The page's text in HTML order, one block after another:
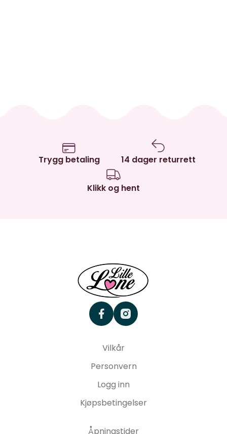
Trygg betaling 14 dager returrett
Klikk og hent
facebookinstagram
Vilkår
Personvern
Logg inn
Kjøpsbetingelser
Åpningstider